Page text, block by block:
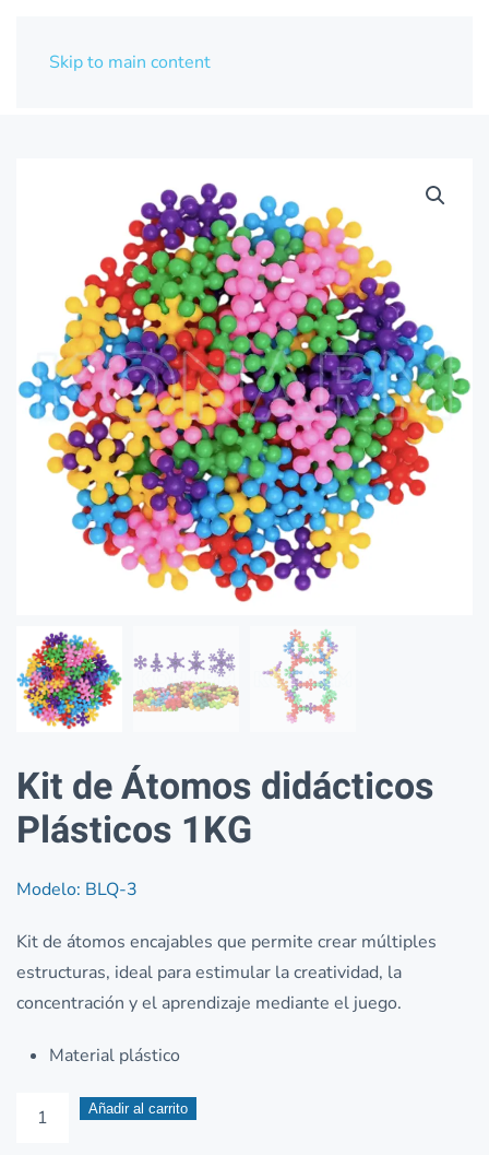
Skip to main content
Kit de Átomos didácticos
Plásticos 1KG
Modelo: BLQ-3
Kit de átomos encajables que permite crear múltiples
estructuras, ideal para estimular la creatividad, la
concentración y el aprendizaje mediante el juego.
Material plástico
Añadir al carrito